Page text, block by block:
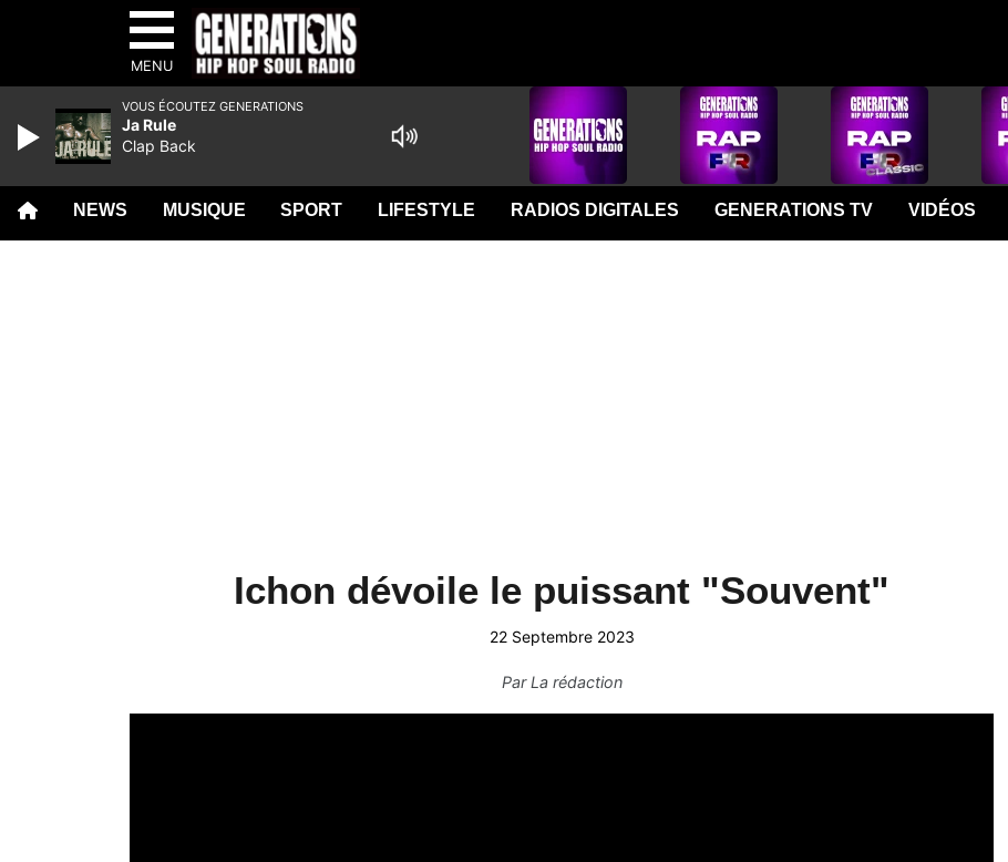
MENU
NEWS MUSIQUE SPORT LIFESTYLE RADIOS DIGITALES GENERATIONS TV VIDÉOS
Ichon dévoile le puissant "Souvent"
22 Septembre 2023
ParLa rédaction
VOUS ÉCOUTEZ GENERATIONS
Ja Rule
Clap Back